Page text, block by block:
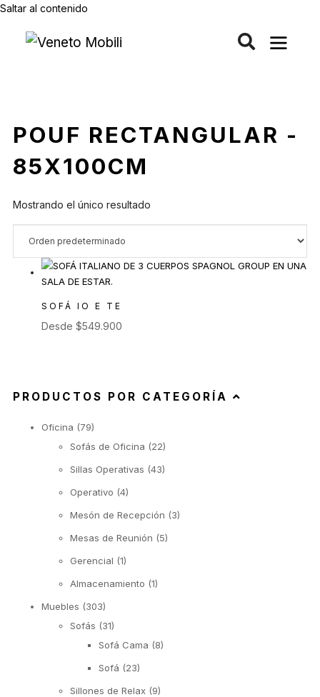
Saltar al contenido
POUF RECTANGULAR -
85X100CM
Mostrando el único resultado
SOFÁ IO E TE
Desde $549.900
PRODUCTOS POR CATEGORÍA
Oficina (79)
Sofás de Oficina (22)
Sillas Operativas (43)
Operativo (4)
Mesón de Recepción (3)
Mesas de Reunión (5)
Gerencial (1)
Almacenamiento (1)
Muebles (303)
Sofás (31)
Sofá Cama (8)
Sofá (23)
Sillones de Relax (9)